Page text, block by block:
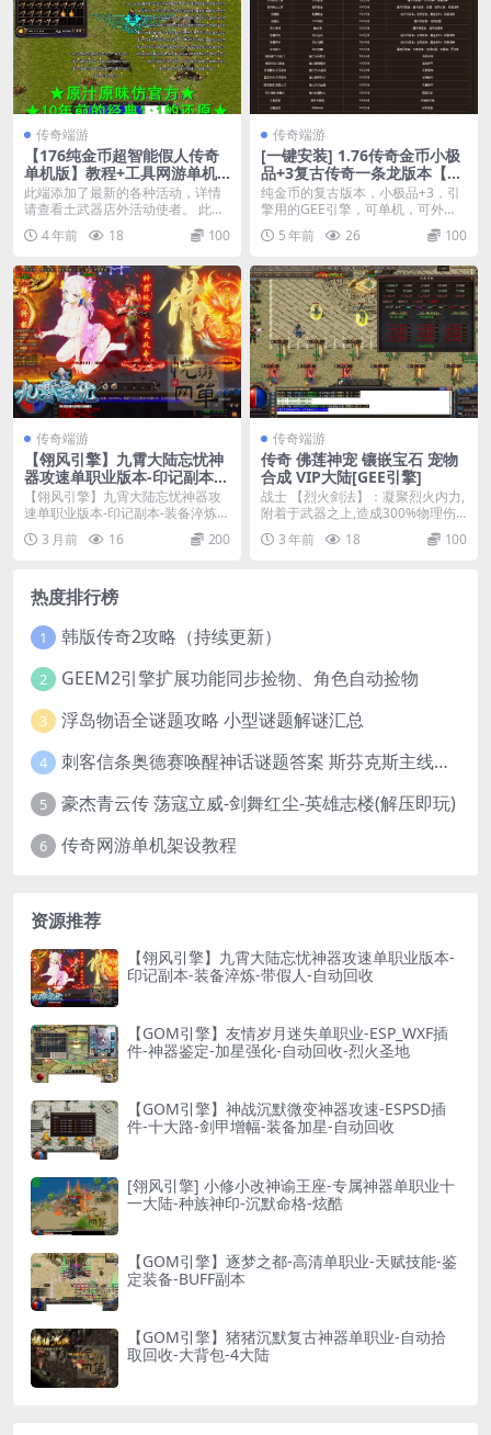
传奇端游
【176纯金币超智能假人传奇
单机版】教程+工具网游单机
一键端仿官方
此端添加了最新的各种活动，详情
请查看土武器店外活动使者。 此端
无三破，无元素，无...
4 年前 18 100
传奇端游
[一键安装] 1.76传奇金币小极
品+3复古传奇一条龙版本【GE
E引擎】
纯金币的复古版本，小极品+3，引
擎用的GEE引擎，可单机，可外
网！ 没有补丁，登...
5 年前 26 100
传奇端游
【翎风引擎】九霄大陆忘忧神
器攻速单职业版本-印记副本-
装备淬炼-带假人-自动回收
【翎风引擎】九霄大陆忘忧神器攻
速单职业版本-印记副本-装备淬炼-
带假人-自动回收...
3 月前 16 200
传奇端游
传奇 佛莲神宠 镶嵌宝石 宠物
合成 VIP大陆[GEE引擎]
战士 【烈火剑法】：凝聚烈火内力,
附着于武器之上,造成300%物理伤
害 【擒龙手...
3 年前 18 100
热度排行榜
1 韩版传奇2攻略（持续更新）
2 GEEM2引擎扩展功能同步捡物、角色自动捡物
3 浮岛物语全谜题攻略 小型谜题解谜汇总
4 刺客信条奥德赛唤醒神话谜题答案 斯芬克斯主线攻略
5 豪杰青云传 荡寇立威-剑舞红尘-英雄志楼(解压即玩)
6 传奇网游单机架设教程
资源推荐
【翎风引擎】九霄大陆忘忧神器攻速单职业版本-
印记副本-装备淬炼-带假人-自动回收
【GOM引擎】友情岁月迷失单职业-ESP_WXF插
件-神器鉴定-加星强化-自动回收-烈火圣地
【GOM引擎】神战沉默微变神器攻速-ESPSD插
件-十大路-剑甲增幅-装备加星-自动回收
[翎风引擎] 小修小改神谕王座-专属神器单职业十
一大陆-种族神印-沉默命格-炫酷
【GOM引擎】逐梦之都-高清单职业-天赋技能-鉴
定装备-BUFF副本
【GOM引擎】猪猪沉默复古神器单职业-自动拾
取回收-大背包-4大陆